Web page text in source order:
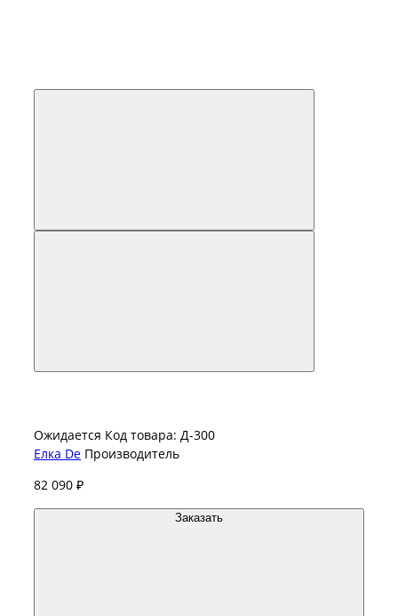
Ожидается Код товара: Д-300
Елка De Производитель
82 090 ₽
Заказать